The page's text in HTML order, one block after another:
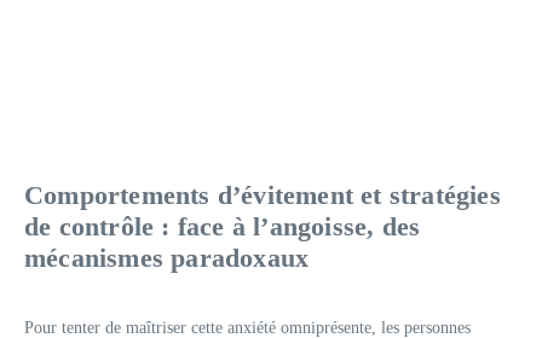
Comportements d’évitement et stratégies
de contrôle : face à l’angoisse, des
mécanismes paradoxaux
Pour tenter de maîtriser cette anxiété omniprésente, les personnes